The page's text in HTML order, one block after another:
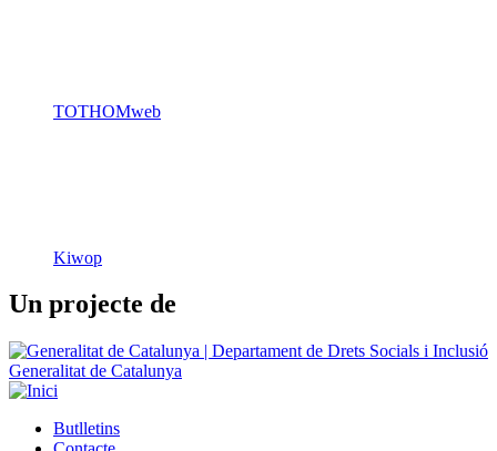
Generalitat de Catalunya
Peu
Butlletins
Contacte
Avís legal
Política de cookies
Mapa web
Declaració d'accessibilitat